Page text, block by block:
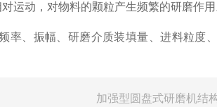
运动，对物料的颗粒产生频繁的研磨作用
率、振幅、研磨介质装填量、进料粒度
加强型圆盘式研磨机结